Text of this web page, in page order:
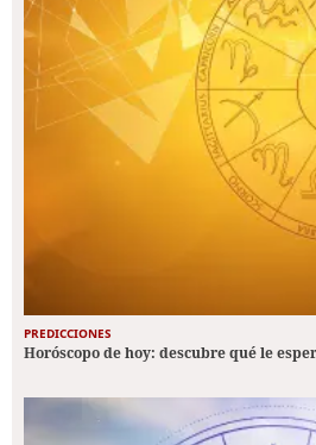
PREDICCIONES
Horóscopo de hoy: descubre qué le